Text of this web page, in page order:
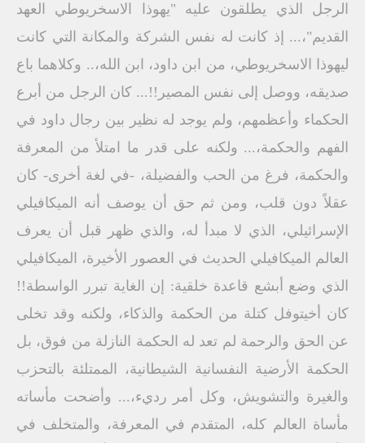
الرجل الذي يطلقون عليه "يهوذا الاسخريوطي العهد
القديم"،... إذ كانت له نفس الشركة والمكانة التي كانت
ليهوذا الاسخريوطي، من ابن داود، ابن الله،.. وكلاهما باع
صديقه، ووصل إلى نفس المصير!!... كان الرجل من أبرع
الحكماء وأعظمهم، ولم يوجد له نظير بين رجال داود في
الفهم والحكمة،... ولكنه على قدر ما امتلأ من المعرفة
والحكمة، فرغ من الحب والفضيلة، -في لغة أخرى- كان
عقلاً دون قلب، ومن ثم حق أن يوصف أنه الميكافيلي
الإسرائيلي، الذي لا مبدأ له، والذي ظهر قبل أن يعرف
العالم الميكافيلي الحديث في العصور الأخيرة، الميكافيلي
الذي وضع أبشع قاعدة خلقية: إن الغاية تبرر الواسطة!!
كان أخيتوفل كتلة من الحكمة والذكاء، ولكنه وقد تخلى
عن الحق والرحمة لم تعد له الحكمة النازلة من فوق، بل
الحكمة الأرضية النفسانية الشيطانية، الممتلئة بالتحزب
والغيرة والتشويش، وكل أمر رديء،... وأضحت مأساته
مأساة العالم كله، المتقدم في المعرفة، والمتخلف في